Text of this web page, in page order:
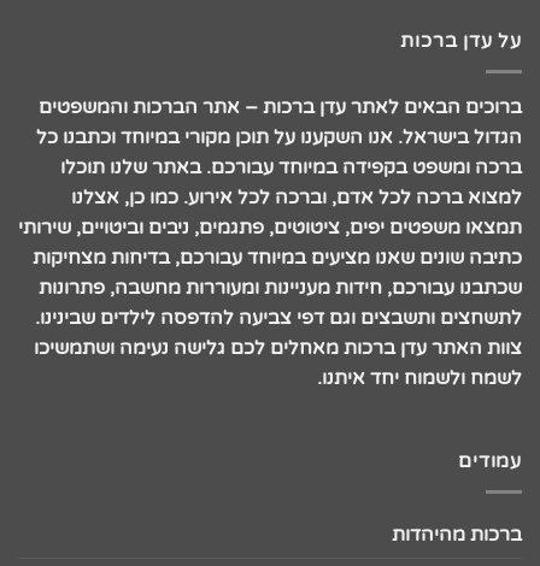
על עדן ברכות
ברוכים הבאים לאתר עדן ברכות – אתר הברכות והמשפטים
הגדול בישראל. אנו השקענו על תוכן מקורי במיוחד וכתבנו כל
ברכה ומשפט בקפידה במיוחד עבורכם. באתר שלנו תוכלו
למצוא ברכה לכל אדם, וברכה לכל אירוע. כמו כן, אצלנו
תמצאו משפטים יפים, ציטוטים, פתגמים, ניבים וביטויים, שירותי
כתיבה שונים שאנו מציעים במיוחד עבורכם, בדיחות מצחיקות
שכתבנו עבורכם, חידות מעניינות ומעוררות מחשבה, פתרונות
לתשחצים ותשבצים וגם דפי צביעה להדפסה לילדים שבינינו.
צוות האתר עדן ברכות מאחלים לכם גלישה נעימה ושתמשיכו
לשמח ולשמוח יחד איתנו.
עמודים
ברכות מהיהדות